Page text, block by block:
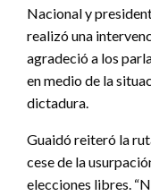
Nacional y
realizó una
agradeció a los
en medio de la
dictadura.
Guaidó reiteró la
cese de la
elecciones libres.